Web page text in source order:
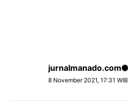
jurnalmanado.com
8 November 2021, 17:31 WIB